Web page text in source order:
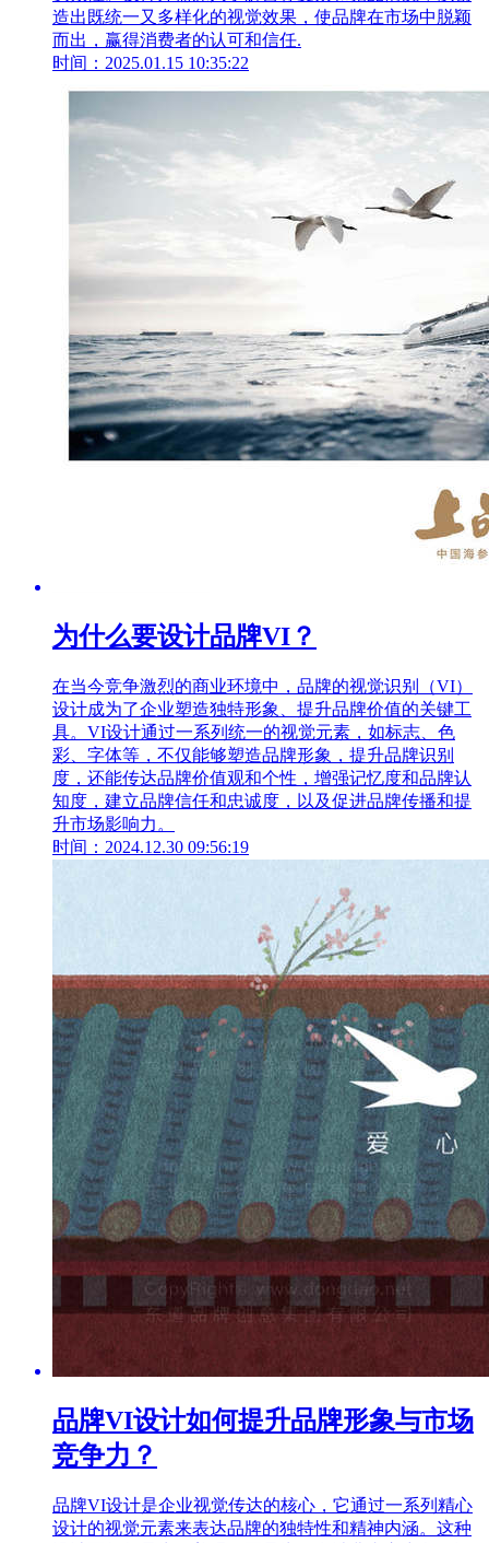
造出既统一又多样化的视觉效果，使品牌在市场中脱颖
而出，赢得消费者的认可和信任.
时间：2025.01.15 10:35:22
为什么要设计品牌VI？
在当今竞争激烈的商业环境中，品牌的视觉识别（VI）
设计成为了企业塑造独特形象、提升品牌价值的关键工
具。VI设计通过一系列统一的视觉元素，如标志、色
彩、字体等，不仅能够塑造品牌形象，提升品牌识别
度，还能传达品牌价值观和个性，增强记忆度和品牌认
知度，建立品牌信任和忠诚度，以及促进品牌传播和提
升市场影响力。
时间：2024.12.30 09:56:19
品牌VI设计如何提升品牌形象与市场
竞争力？
品牌VI设计是企业视觉传达的核心，它通过一系列精心
设计的视觉元素来表达品牌的独特性和精神内涵。这种